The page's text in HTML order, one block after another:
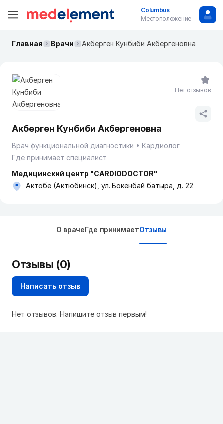
Columbus
Местоположение
Главная Врачи Акберген Кунбиби Акбергеновна
Акберген Кунбиби Акбергеновна
Врач функциональной диагностики
Кардиолог
Где принимает специалист
Медицинский центр "CARDIODOCTOR"
Актобе (Актюбинск), ул. Бокенбай батыра, д. 22
Нет отзывов
О врачеГде принимаетОтзывы
Отзывы (0)
Написать отзыв
Нет отзывов. Напишите отзыв первым!